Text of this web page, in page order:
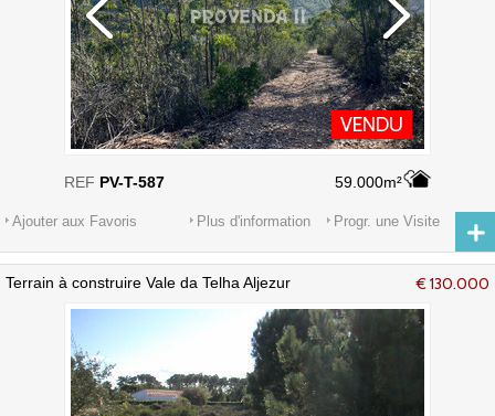
VENDU
59.000m²
REF PV-T-587
Ajouter aux Favoris Progr. une Visite
Plus d'information
€ 130.000
Terrain à construire Vale da Telha Aljezur